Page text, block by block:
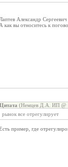
Лаптев Александр Сергеевич
А как вы относитесь к
Цитата (Немцев Д.А. ИП @
рынок все отрегулирует
пример, где